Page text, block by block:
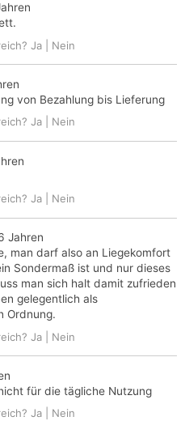
Ja Nein
von Bezahlung bis Lieferung
Ja Nein
Ja Nein
Jahren
man darf also an Liegekomfort
Sondermaß ist und nur dieses
man sich halt damit zufrieden
gelegentlich als
Ordnung.
Ja Nein
für die tägliche Nutzung
Ja Nein